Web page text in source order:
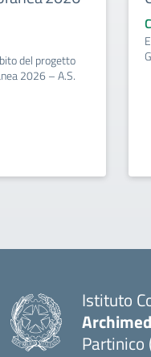
del progetto
2026 – A.S.
Istituto
Partinico